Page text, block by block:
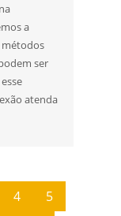
a
métodos
ser
atenda
4
5